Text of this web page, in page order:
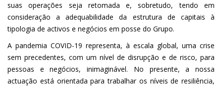
suas operações seja retomada e, sobretudo, tendo em
consideração a adequabilidade da estrutura de capitais à
tipologia de activos e negócios em posse do Grupo.
A pandemia COVID-19 representa, à escala global, uma crise
sem precedentes, com um nível de disrupção e de risco, para
pessoas e negócios, inimaginável. No presente, a nossa
actuação está orientada para trabalhar os níveis de resiliência,